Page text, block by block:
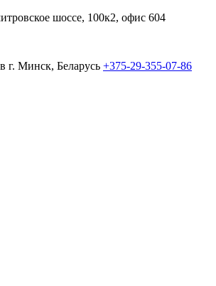
шоссе, 100к2, офис 604
г. Минск, Беларусь +375-29-355-07-86